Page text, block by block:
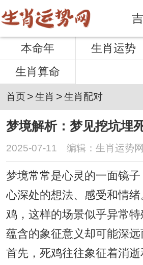
本命年 生肖运势
生肖算命
首页>生肖 >生肖配对
梦境解析：梦见挖坑埋
2025-07-11 编辑：生肖运势
梦境常常是心灵的一面镜
心深处的想法、感受和情
鸡，这样的场景似乎异常
蕴含的象征意义却可能深远
首先，死鸡往往象征着消